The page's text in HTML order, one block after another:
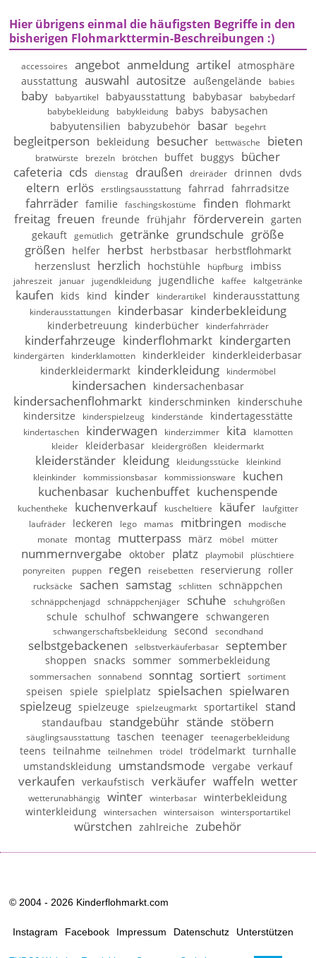
Hier übrigens einmal die häufigsten Begriffe in den
bisherigen Flohmarkttermin-Beschreibungen :)
accessoires angebot anmeldung artikel atmosphäre
ausstattung auswahl autositze außengelände babies
baby babyartikel babyausstattung babybasar
babybedarf
babybekleidung
babykleidung babys
babysachen
babyutensilien
babyzubehör basar begehrt
begleitperson bekleidung besucher bettwäsche bieten
bratwürste brezeln brötchen buffet buggys
bücher
cafeteria cds dienstag draußen dreiräder drinnen dvds
eltern erlös erstlingsausstattung fahrrad fahrradsitze
fahrräder familie faschingskostüme finden flohmarkt
freitag freuen freunde frühjahr förderverein garten
gekauft
gemütlich getränke grundschule größe
größen
helfer herbst herbstbasar herbstflohmarkt
herzenslust herzlich hochstühle hüpfburg imbiss
jahreszeit januar jugendkleidung jugendliche kaffee kaltgetränke
kaufen kids kind kinder kinderartikel kinderausstattung
kinderausstattungen kinderbasar kinderbekleidung
kinderbetreuung kinderbücher kinderfahrräder
kinderfahrzeuge kinderflohmarkt kindergarten
kindergärten kinderklamotten kinderkleider kinderkleiderbasar
kinderkleidermarkt kinderkleidung kindermöbel
kindersachen kindersachenbasar
kindersachenflohmarkt kinderschminken
kinderschuhe
kindersitze
kinderspielzeug kinderstände kindertagesstätte
kindertaschen kinderwagen kinderzimmer kita
klamotten
kleider
kleiderbasar kleidergrößen kleidermarkt
kleiderständer kleidung kleidungsstücke
kleinkind
kleinkinder
kommissionsbasar kommissionsware
kuchen
kuchenbasar kuchenbuffet kuchenspende
kuchentheke kuchenverkauf kuscheltiere käufer
laufgitter
laufräder
leckeren lego mamas mitbringen
modische
monate
montag mutterpass märz möbel mütter
nummernvergabe oktober platz playmobil
plüschtiere
ponyreiten
puppen regen reisebetten reservierung roller
rucksäcke sachen samstag schlitten schnäppchen
schnäppchenjagd schnäppchenjäger schuhe schuhgrößen
schule schulhof schwangere schwangeren
schwangerschaftsbekleidung second secondhand
selbstgebackenen selbstverkäuferbasar september
shoppen snacks sommer sommerbekleidung
sommersachen sonnabend sonntag sortiert sortiment
speisen spiele spielplatz spielsachen spielwaren
spielzeug spielzeuge spielzeugmarkt sportartikel stand
standaufbau standgebühr stände stöbern
säuglingsausstattung taschen teenager teenagerbekleidung
teens teilnahme teilnehmen trödel trödelmarkt turnhalle
umstandskleidung umstandsmode vergabe verkauf
verkaufen verkaufstisch verkäufer waffeln wetter
wetterunabhängig winter winterbasar
winterbekleidung
winterkleidung
wintersachen wintersaison wintersportartikel
würstchen zahlreiche zubehör
© 2004 - 2026 Kinderflohmarkt.com
Instagram Facebook Impressum Datenschutz Unterstützen